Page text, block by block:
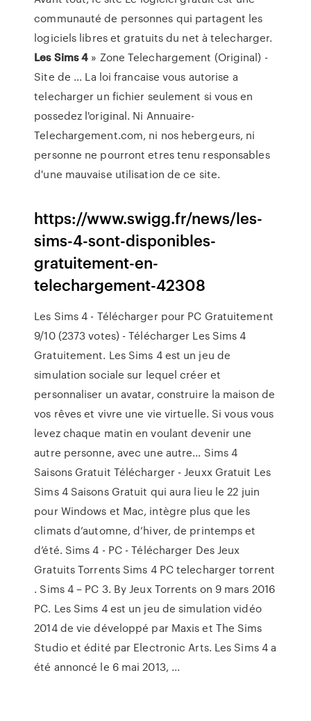
communauté de personnes qui partagent les
logiciels libres et gratuits du net à telecharger.
Les Sims4 » Zone Telechargement (Original) -
Site de ... La loi francaise vous autorise a
telecharger un fichier seulement si vous en
possedez l'original. Ni Annuaire-
Telechargement.com, ni nos hebergeurs, ni
personne ne pourront etres tenu responsables
d'une mauvaise utilisation de ce site.
https://www.swigg.fr/news/les-
sims-4-sont-disponibles-
gratuitement-en-
telechargement-42308
Les Sims 4 - Télécharger pour PC Gratuitement
9/10 (2373 votes) - Télécharger Les Sims 4
Gratuitement. Les Sims 4 est un jeu de
simulation sociale sur lequel créer et
personnaliser un avatar, construire la maison de
vos rêves et vivre une vie virtuelle. Si vous vous
levez chaque matin en voulant devenir une
autre personne, avec une autre... Sims 4
Saisons Gratuit Télécharger - Jeuxx Gratuit Les
Sims 4 Saisons Gratuit qui aura lieu le 22 juin
pour Windows et Mac, intègre plus que les
climats d’automne, d’hiver, de printemps et
d’été. Sims 4 - PC - Télécharger Des Jeux
Gratuits Torrents Sims 4 PC telecharger torrent
. Sims 4 – PC 3. By Jeux Torrents on 9 mars 2016
PC. Les Sims 4 est un jeu de simulation vidéo
2014 de vie développé par Maxis et The Sims
Studio et édité par Electronic Arts. Les Sims 4 a
été annoncé le 6 mai 2013, ...